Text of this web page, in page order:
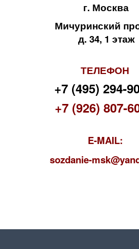
г. Москва
Мичуринский
д. 34, 1 этаж
ТЕЛЕФОН
+7 (495) 294-
+7 (926) 807-
E-MAIL:
sozdanie-